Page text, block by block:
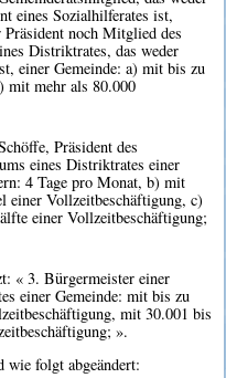
eines Sozialhilferates ist,
noch Mitglied des
Distriktrates, das weder
einer Gemeinde: a) mit bis zu
mit mehr als 80.000
Präsident des
eines Distriktrates einer
4 Tage pro Monat, b) mit
einer Vollzeitbeschäftigung, c)
einer Vollzeitbeschäftigung;
« 3. Bürgermeister einer
einer Gemeinde: mit bis zu
mit 30.001 bis
».
folgt abgeändert: